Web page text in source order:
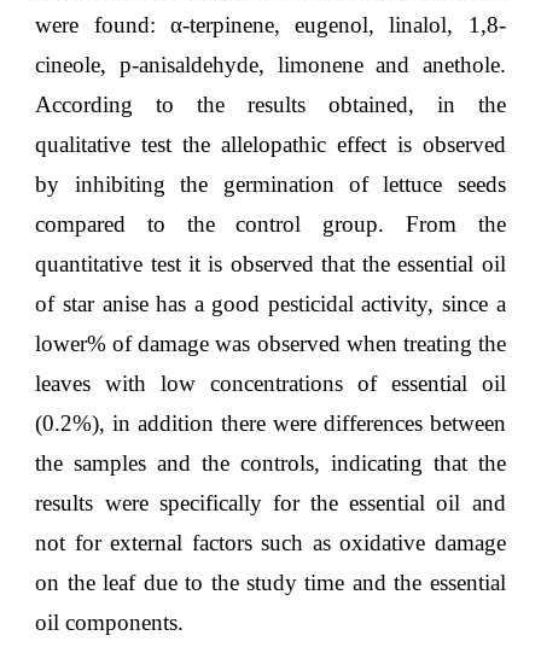
were found: α-terpinene, eugenol, linalol, 1,8-
cineole, p-anisaldehyde, limonene and anethole.
According to the results obtained, in the
qualitative test the allelopathic effect is observed
by inhibiting the germination of lettuce seeds
compared to the control group. From the
quantitative test it is observed that the essential oil
of star anise has a good pesticidal activity, since a
lower% of damage was observed when treating the
leaves with low concentrations of essential oil
(0.2%), in addition there were differences between
the samples and the controls, indicating that the
results were specifically for the essential oil and
not for external factors such as oxidative damage
on the leaf due to the study time and the essential
oil components.